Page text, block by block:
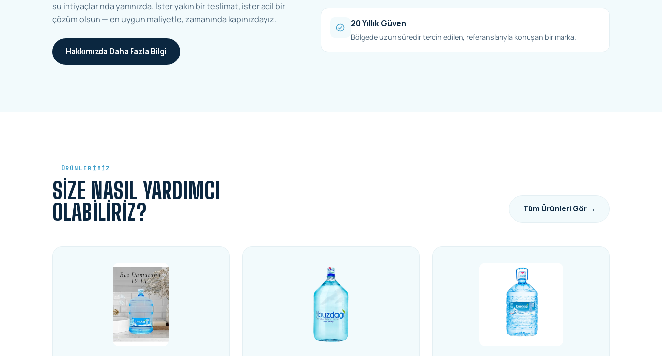
su ihtiyaçlarında yanınızda. İster yakın bir teslimat, ister acil bir
çözüm olsun — en uygun maliyetle, zamanında kapınızdayız.
Hakkımızda Daha Fazla Bilgi
20 Yıllık Güven
Bölgede uzun süredir tercih edilen, referanslarıyla konuşan bir marka.
ÜRÜNLERIMIZ
SIZE NASIL YARDIMCI
OLABILIRIZ? Tüm Ürünleri Gör →